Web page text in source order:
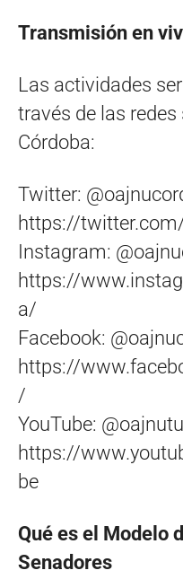
Transmisión en
Las actividades
través de las
Córdoba:
Twitter:
https://
Instagram:
https://
a/
Facebook:
https://
/
YouTube:
https://
be
Qué es el Modelo
Senadores